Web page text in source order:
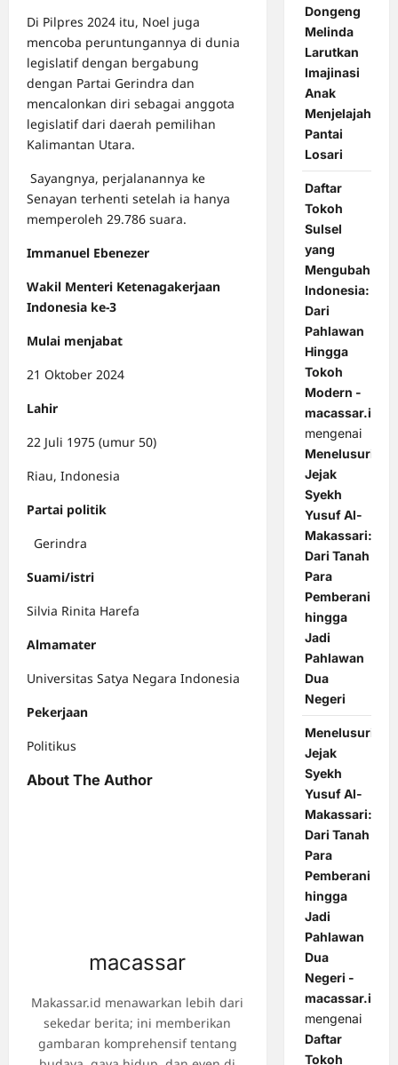
Di Pilpres 2024 itu, Noel juga
mencoba peruntungannya di dunia
legislatif dengan bergabung
dengan Partai Gerindra dan
mencalonkan diri sebagai anggota
legislatif dari daerah pemilihan
Kalimantan Utara.
Sayangnya, perjalanannya ke
Senayan terhenti setelah ia hanya
memperoleh 29.786 suara.
Immanuel Ebenezer
Wakil Menteri Ketenagakerjaan
Indonesia ke-3
Mulai menjabat
21 Oktober 2024
Lahir
22 Juli 1975 (umur 50)
Riau, Indonesia
Partai politik
Gerindra
Suami/istri
Silvia Rinita Harefa
Almamater
Universitas Satya Negara Indonesia
Pekerjaan
Politikus
About The Author
macassar
Makassar.id menawarkan lebih dari
sekedar berita; ini memberikan
gambaran komprehensif tentang
Dongeng
Melinda
Larutkan
Imajinasi
Anak
Menjelajah
Pantai
Losari
Daftar
Tokoh
Sulsel
yang
Mengubah
Indonesia:
Dari
Pahlawan
Hingga
Tokoh
Modern -
macassar.id
mengenai
Menelusuri
Jejak
Syekh
Yusuf Al-
Makassari:
Dari Tanah
Para
Pemberani
hingga
Jadi
Pahlawan
Dua
Negeri
Menelusuri
Jejak
Syekh
Yusuf Al-
Makassari:
Dari Tanah
Para
Pemberani
hingga
Jadi
Pahlawan
Dua
Negeri -
macassar.id
mengenai
Daftar
Tokoh